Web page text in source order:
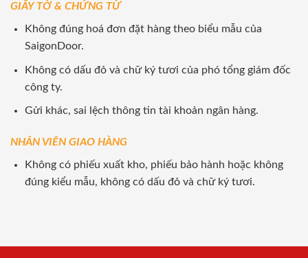
GIẤY TỜ & CHỨNG TỪ
Không đúng hoá đơn đặt hàng theo biểu mẫu của
SaigonDoor.
Không có dấu đỏ và chữ ký tươi của phó tổng giám đốc
công ty.
Gửi khác, sai lệch thông tin tài khoản ngân hàng.
NHÂN VIÊN GIAO HÀNG
Không có phiếu xuất kho, phiếu bảo hành hoặc không
đúng kiểu mẫu, không có dấu đỏ và chữ ký tươi.